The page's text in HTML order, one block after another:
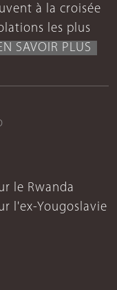
à la croisée
les plus
SAVOIR PLUS
le Rwanda
l'ex-Yougoslavie